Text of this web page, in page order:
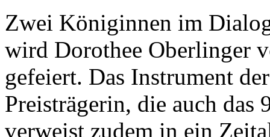
Zwei Königinnen im
wird Dorothee Oberlinger
gefeiert. Das Instrument
Preisträgerin, die auch
verweist zudem in ein